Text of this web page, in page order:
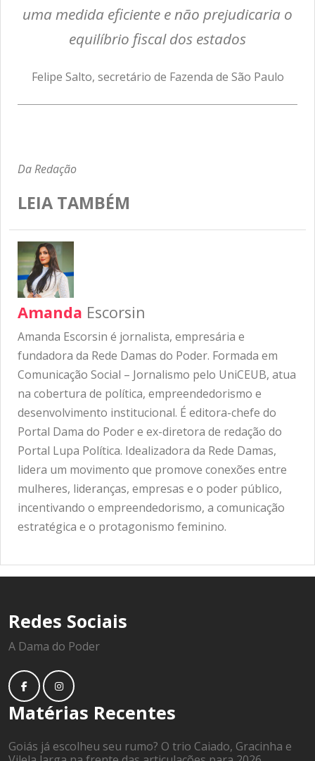
uma medida eficiente e não prejudicaria o
equilíbrio fiscal dos estados
Felipe Salto, secretário de Fazenda de São Paulo
Da Redação
LEIA TAMBÉM
Amanda Escorsin
Amanda Escorsin é jornalista, empresária e
fundadora da Rede Damas do Poder. Formada em
Comunicação Social – Jornalismo pelo UniCEUB, atua
na cobertura de política, empreendedorismo e
desenvolvimento institucional. É editora-chefe do
Portal Dama do Poder e ex-diretora de redação do
Portal Lupa Política. Idealizadora da Rede Damas,
lidera um movimento que promove conexões entre
mulheres, lideranças, empresas e o poder público,
incentivando o empreendedorismo, a comunicação
estratégica e o protagonismo feminino.
Redes Sociais
A Dama do Poder
Matérias Recentes
Goiás já escolheu seu rumo? O trio Caiado, Gracinha e